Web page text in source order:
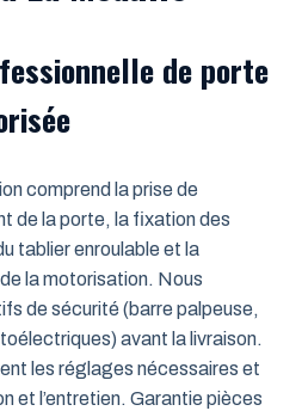
de porte
comprend la prise de
de la porte, la fixation des
tablier enroulable et la
la motorisation. Nous
de sécurité (barre palpeuse,
avant la livraison.
les réglages nécessaires et
et l’entretien. Garantie pièces